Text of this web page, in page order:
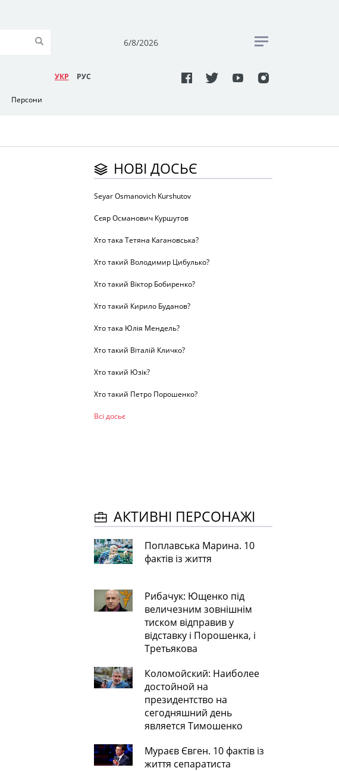
6/8/2026
УКР РУC
Персони
НОВІ ДОСЬЄ
Seyar Osmanovich Kurshutov
Сєяр Османович Куршутов
Хто така Тетяна Кагановська?
Хто такий Володимир Цибулько?
Хто такий Віктор Бобиренко?
Хто такий Кирило Буданов?
Хто така Юлія Мендель?
Хто такий Віталій Кличко?
Хто такий Юзік?
Хто такий Петро Порошенко?
Всі досьє
АКТИВНІ ПЕРСОНАЖІ
Поплавська Марина. 10
фактів із життя
Рибачук: Ющенко під
величезним зовнішнім
тиском відправив у
відставку і Порошенка, і
Третьякова
Коломойский: Наиболее
достойной на
президентство на
сегодняшний день
является Тимошенко
Мураєв Євген. 10 фактів із
життя сепаратиста